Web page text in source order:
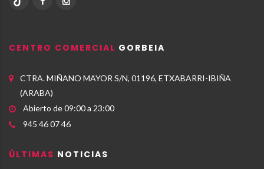
CENTRO COMERCIAL GORBEIA
CTRA. MIÑANO MAYOR S/N, 01196, ETXABARRI-IBIÑA
(ARABA)
Abierto de 09:00 a 23:00
945 46 07 46
ÚLTIMAS NOTICIAS